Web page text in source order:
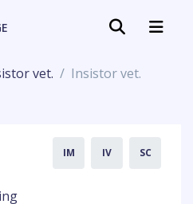
vet. Insistor vet.
IM IV SC